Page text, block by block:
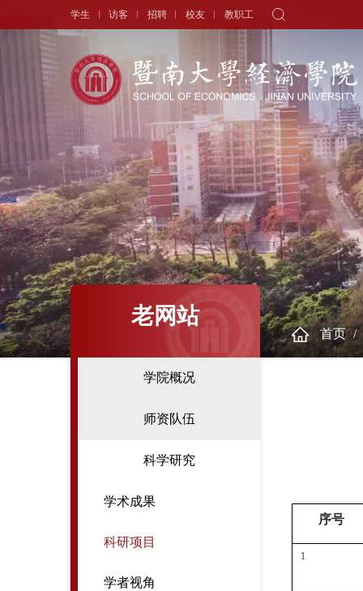
学生 访客 招聘 校友 教职工
院长寄语
学院简介
历史沿革
现任领导
历任领导
组织机构
新闻中心
头条新闻
学术动态
学生天地
通知公告
学者视角
人物专访
师资队伍
师资力量
专职教师
讲座教授
老网站
学院概况
师资队伍
科学研究
学术成果
科研项目
学者视角
首页
序号
1